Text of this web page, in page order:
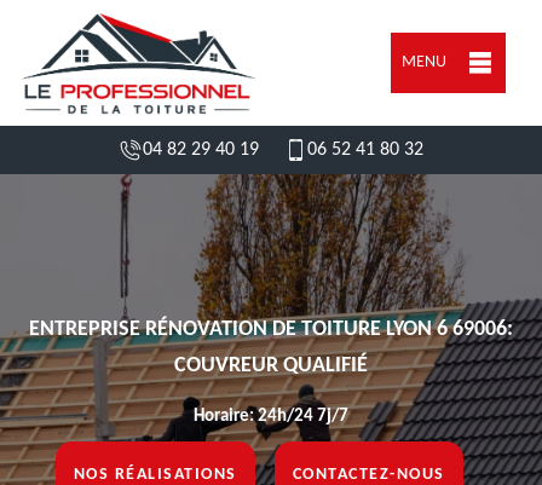
MENU
04 82 29 40 19 06 52 41 80 32
ENTREPRISE RÉNOVATION DE TOITURE LYON 6 69006:
COUVREUR QUALIFIÉ
Horaire: 24h/24 7j/7
NOS RÉALISATIONS CONTACTEZ-NOUS